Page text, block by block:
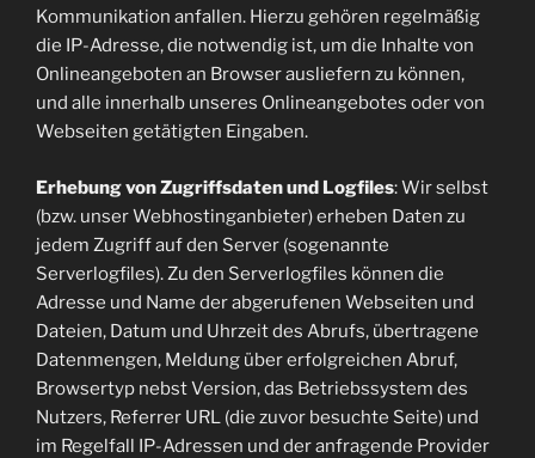
Kommunikation anfallen. Hierzu gehören regelmäßig
die IP-Adresse, die notwendig ist, um die Inhalte von
Onlineangeboten an Browser ausliefern zu können,
und alle innerhalb unseres Onlineangebotes oder von
Webseiten getätigten Eingaben.
Erhebung von Zugriffsdaten und Logfiles: Wir selbst
(bzw. unser Webhostinganbieter) erheben Daten zu
jedem Zugriff auf den Server (sogenannte
Serverlogfiles). Zu den Serverlogfiles können die
Adresse und Name der abgerufenen Webseiten und
Dateien, Datum und Uhrzeit des Abrufs, übertragene
Datenmengen, Meldung über erfolgreichen Abruf,
Browsertyp nebst Version, das Betriebssystem des
Nutzers, Referrer URL (die zuvor besuchte Seite) und
im Regelfall IP-Adressen und der anfragende Provider